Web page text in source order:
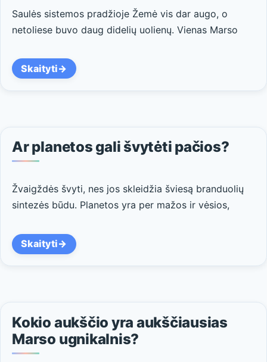
Saulės sistemos pradžioje Žemė vis dar augo, o
netoliese buvo daug didelių uolienų. Vienas Marso
Skaityti
Ar planetos gali švytėti pačios?
Žvaigždės švyti, nes jos skleidžia šviesą branduolių
sintezės būdu. Planetos yra per mažos ir vėsios,
Skaityti
Kokio aukščio yra aukščiausias
Marso ugnikalnis?